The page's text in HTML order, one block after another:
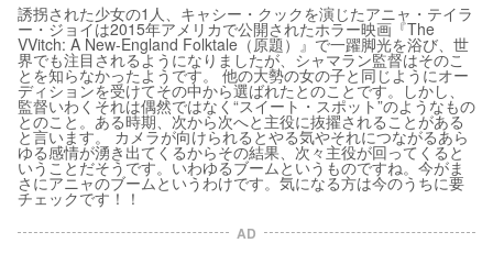
誘拐された少女の1人、キャシー・クックを演じたアニャ・テイラ
ー・ジョイは2015年アメリカで公開されたホラー映画『The
VVitch: A New-England Folktale（原題）』で一躍脚光を浴び、世
界でも注目されるようになりましたが、シャマラン監督はそのこ
とを知らなかったようです。 他の大勢の女の子と同じようにオー
ディションを受けてその中から選ばれたとのことです。しかし、
監督いわくそれは偶然ではなく“スイート・スポット”のようなもの
とのこと。ある時期、次から次へと主役に抜擢されることがある
と言います。 カメラが向けられるとやる気やそれにつながるあら
ゆる感情が湧き出てくるからその結果、次々主役が回ってくると
いうことだそうです。いわゆるブームというものですね。今がま
さにアニャのブームというわけです。気になる方は今のうちに要
チェックです！！
AD